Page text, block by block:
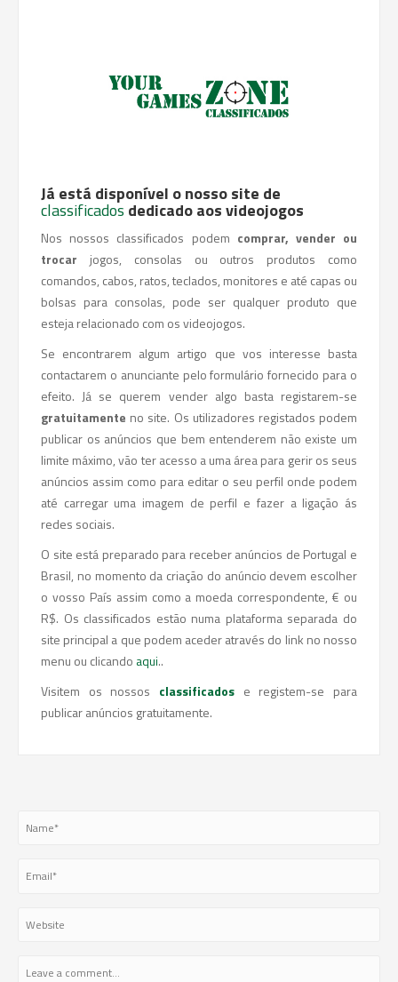
Já está disponível o nosso site de
classificados dedicado aos videojogos
Nos nossos classificados podem comprar, vender ou
trocar jogos, consolas ou outros produtos como
comandos, cabos, ratos, teclados, monitores e até capas ou
bolsas para consolas, pode ser qualquer produto que
esteja relacionado com os videojogos.
Se encontrarem algum artigo que vos interesse basta
contactarem o anunciante pelo formulário fornecido para o
efeito. Já se querem vender algo basta registarem-se
gratuitamente no site. Os utilizadores registados podem
publicar os anúncios que bem entenderem não existe um
limite máximo, vão ter acesso a uma área para gerir os seus
anúncios assim como para editar o seu perfil onde podem
até carregar uma imagem de perfil e fazer a ligação ás
redes sociais.
O site está preparado para receber anúncios de Portugal e
Brasil, no momento da criação do anúncio devem escolher
o vosso País assim como a moeda correspondente, € ou
R$. Os classificados estão numa plataforma separada do
site principal a que podem aceder através do link no nosso
menu ou clicando aqui..
Visitem os nossos classificados e registem-se para
publicar anúncios gratuitamente.